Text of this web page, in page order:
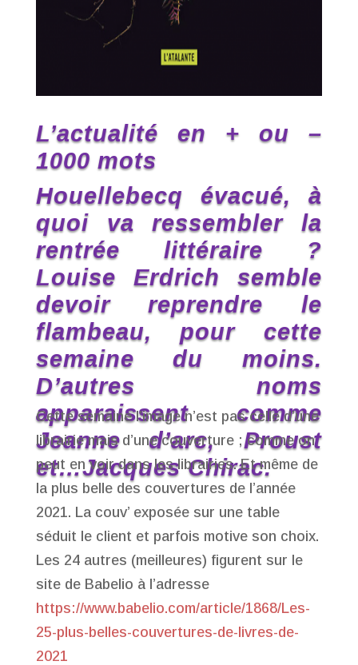
L’actualité en + ou –
1000 mots
Houellebecq évacué, à
quoi va ressembler la
rentrée littéraire ?
Louise Erdrich semble
devoir reprendre le
flambeau, pour cette
semaine du moins.
D’autres noms
apparaissent comme
Jeanne d’arc, Proust
et…Jacques Chirac.
Cette semaine l’image n’est pas celle d’une
librairie mais d’une couverture ; comme on
peut en voir dans les librairies. Et même de
la plus belle des couvertures de l’année
2021. La couv’ exposée sur une table
séduit le client et parfois motive son choix.
Les 24 autres (meilleures) figurent sur le
site de Babelio à l’adresse
https://www.babelio.com/article/1868/Les-
25-plus- belles-couvertures-de-livres-de-
2021